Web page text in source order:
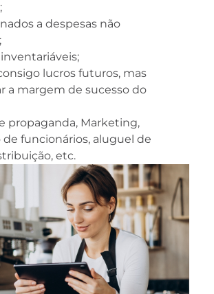
a despesas não
lucros futuros, mas
a margem de sucesso do
propaganda, Marketing,
funcionários, aluguel de
etc.